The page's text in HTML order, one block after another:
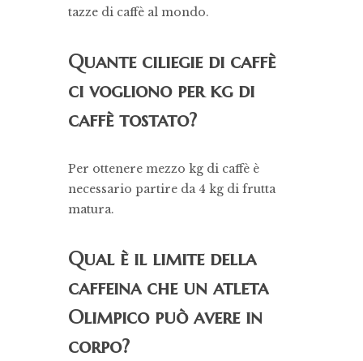
tazze di caffè al mondo.
Quante ciliegie di caffè
ci vogliono per kg di
caffè tostato?
Per ottenere mezzo kg di caffè è
necessario partire da 4 kg di frutta
matura.
Qual è il limite della
caffeina che un atleta
Olimpico può avere in
corpo?